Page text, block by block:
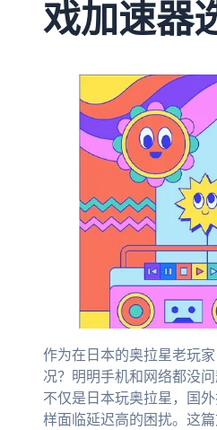
戏加速器
作为在日本的奥拉星老玩
况？明明手机和网络都没
不仅是日本玩奥拉星，国
样面临延迟高的困扰。这